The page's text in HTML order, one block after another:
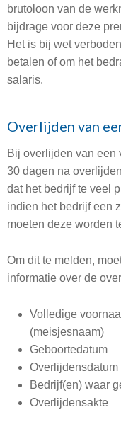
brutoloon van de
bijdrage voor deze
Het is bij wet
betalen of om het
salaris.
Overlijden van
Bij overlijden van een
30 dagen na
dat het bedrijf te veel
indien het bedrijf een
moeten deze worden
Om dit te melden,
informatie over de
Volledige
(meisjesnaam)
Geboortedatum
Overlijdensdatum
Bedrijf(en) waar
Overlijdensakte